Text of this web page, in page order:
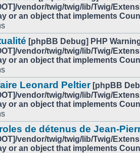
vendor/twig/twig/lib/Twig/
or an object that implements
[phpBB Debug] PHP
vendor/twig/twig/lib/Twig/
or an object that implements
Leonard Peltier [phpBB
vendor/twig/twig/lib/Twig/
or an object that implements
de détenus de Jean-
vendor/twig/twig/lib/Twig/
or an object that implements